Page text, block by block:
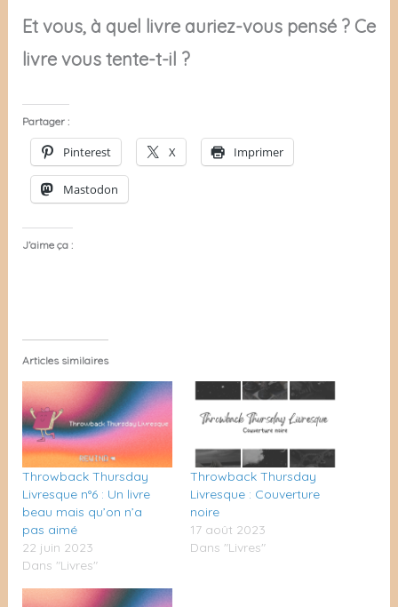
Et vous, à quel livre auriez-vous pensé ? Ce
livre vous tente-t-il ?
Partager :
Pinterest X Imprimer
Mastodon
J’aime ça :
Articles similaires
Throwback Thursday
Livresque n°6 : Un livre
beau mais qu’on n’a
pas aimé
22 juin 2023
Dans "Livres"
Throwback Thursday
Livresque : Couverture
noire
17 août 2023
Dans "Livres"